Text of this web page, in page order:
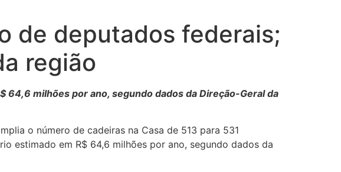
de deputados federais;
região
64,6 milhões por ano, segundo dados da Direção-Geral da
o número de cadeiras na Casa de 513 para 531
estimado em R$ 64,6 milhões por ano, segundo dados da